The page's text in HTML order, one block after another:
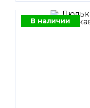
В наличии